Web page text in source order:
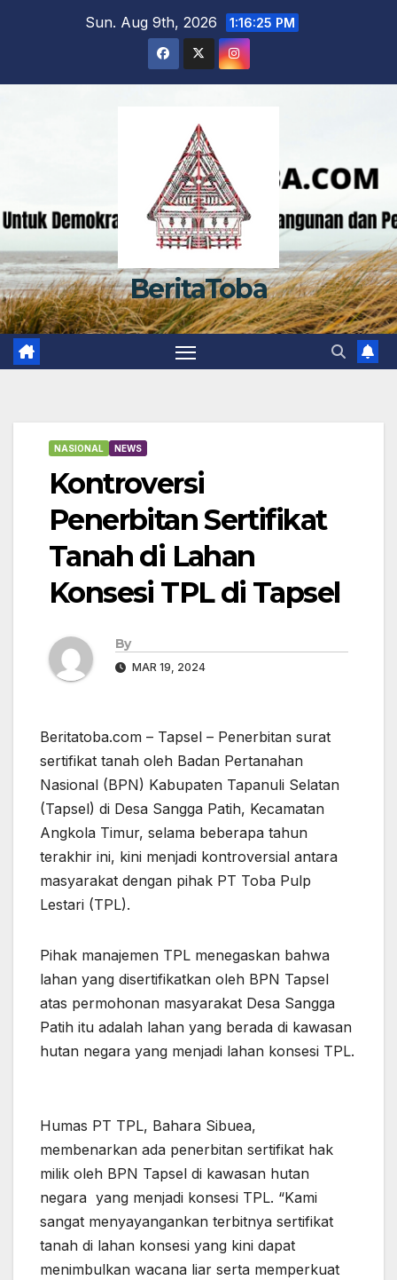
Sun. Aug 9th, 2026 1:16:26 PM
BeritaToba
NASIONAL NEWS
Kontroversi
Penerbitan Sertifikat
Tanah di Lahan
Konsesi TPL di Tapsel
By
MAR 19, 2024
Beritatoba.com – Tapsel – Penerbitan surat
sertifikat tanah oleh Badan Pertanahan
Nasional (BPN) Kabupaten Tapanuli Selatan
(Tapsel) di Desa Sangga Patih, Kecamatan
Angkola Timur, selama beberapa tahun
terakhir ini, kini menjadi kontroversial antara
masyarakat dengan pihak PT Toba Pulp
Lestari (TPL).
Pihak manajemen TPL menegaskan bahwa
lahan yang disertifikatkan oleh BPN Tapsel
atas permohonan masyarakat Desa Sangga
Patih itu adalah lahan yang berada di kawasan
hutan negara yang menjadi lahan konsesi TPL.
Humas PT TPL, Bahara Sibuea,
membenarkan ada penerbitan sertifikat hak
milik oleh BPN Tapsel di kawasan hutan
negara yang menjadi konsesi TPL. “Kami
sangat menyayangankan terbitnya sertifikat
tanah di lahan konsesi yang kini dapat
menimbulkan wacana liar serta memperkuat